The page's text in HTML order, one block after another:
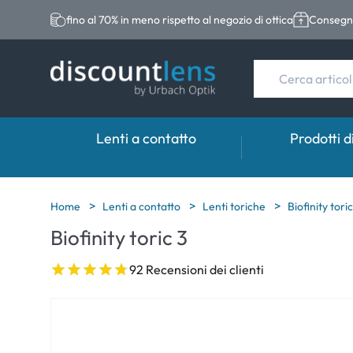
fino al 70% in meno rispetto al negozio di ottica
Lenti a contatto
Marche
Acuvue
Biotrue
Categoria
Lenti toriche
Prodotti
Marche
EasySept
Home Lenti a contatto Lenti toriche Biofinity
Biofinity toric 3
92 Recensioni dei clienti